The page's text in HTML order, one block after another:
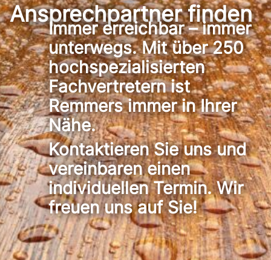
Ansprechpartner finden
Immer erreichbar – immer
unterwegs. Mit über 250
hochspezialisierten
Fachvertretern ist
Remmers immer in Ihrer
Nähe.
Kontaktieren Sie uns und
vereinbaren einen
individuellen Termin. Wir
freuen uns auf Sie!